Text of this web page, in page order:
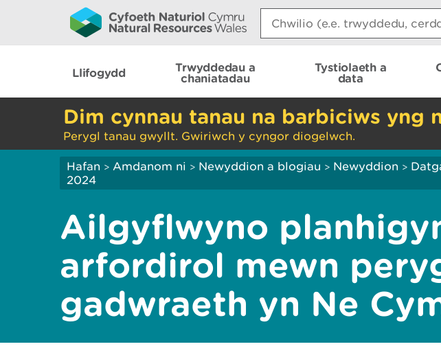
Search:
Llifogydd
Trwyddedau a
chaniatadau
Tystiolaeth a
data
Dim cynnau tanau na barbiciws yng
Perygl tanau gwyllt. Gwiriwch y cyngor diogelwch.
Hafan > Amdanom ni > Newyddion a blogiau > Newyddion >
2024
Ailgyflwyno
arfordirol mewn
gadwraeth yn Ne